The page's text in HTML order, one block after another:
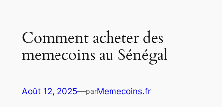
Comment acheter des
memecoins au Sénégal
Août 12, 2025—parMemecoins.fr